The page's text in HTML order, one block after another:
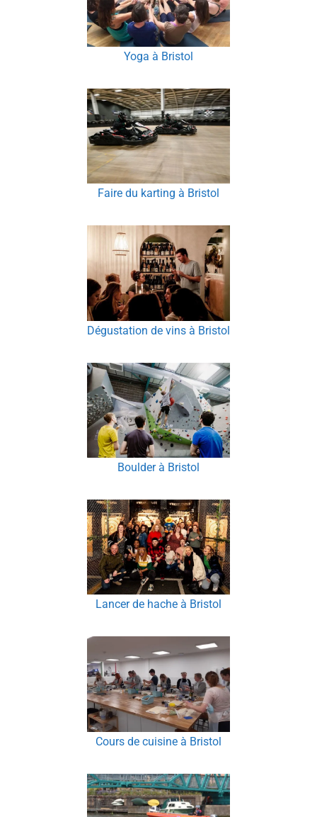
Yoga à Bristol
Faire du karting à Bristol
Dégustation de vins à Bristol
Boulder à Bristol
Lancer de hache à Bristol
Cours de cuisine à Bristol